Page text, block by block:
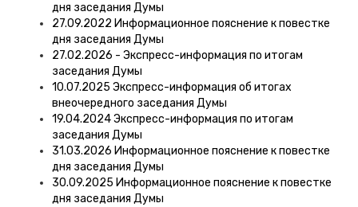
дня заседания Думы
27.09.2022 Информационное пояснение к повестке
дня заседания Думы
27.02.2026 - Экспресс-информация по итогам
заседания Думы
10.07.2025 Экспресс-информация об итогах
внеочередного заседания Думы
19.04.2024 Экспресс-информация по итогам
заседания Думы
31.03.2026 Информационное пояснение к повестке
дня заседания Думы
30.09.2025 Информационное пояснение к повестке
дня заседания Думы